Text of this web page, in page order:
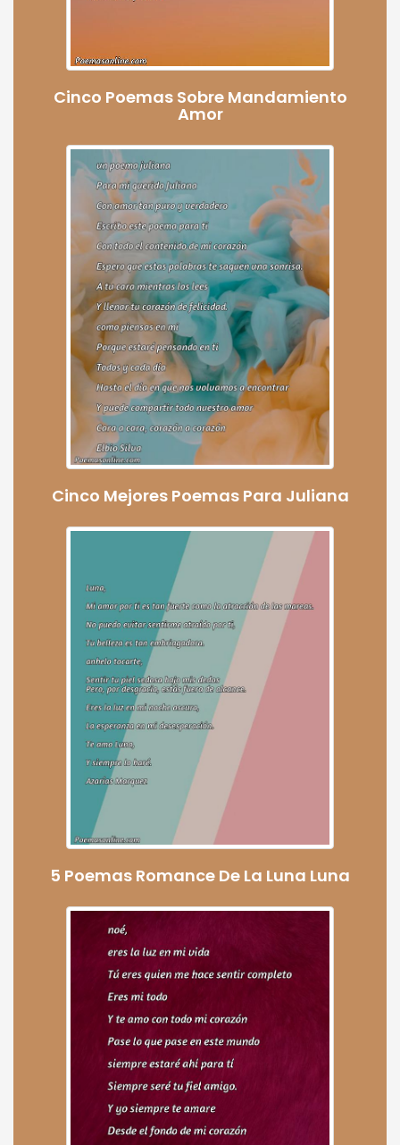
Cinco Poemas Sobre Mandamiento
Amor
Cinco Mejores Poemas Para Juliana
5 Poemas Romance De La Luna Luna